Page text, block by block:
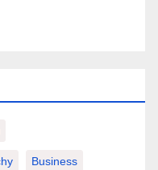
Business